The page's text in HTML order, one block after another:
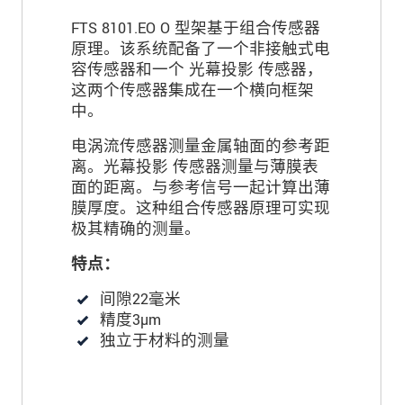
FTS 8101.EO O 型架基于组合传感器
原理。该系统配备了一个非接触式电
容传感器和一个 光幕投影 传感器，
这两个传感器集成在一个横向框架
中。
电涡流传感器测量金属轴面的参考距
离。光幕投影 传感器测量与薄膜表
面的距离。与参考信号一起计算出薄
膜厚度。这种组合传感器原理可实现
极其精确的测量。
特点：
间隙22毫米
精度3µm
独立于材料的测量